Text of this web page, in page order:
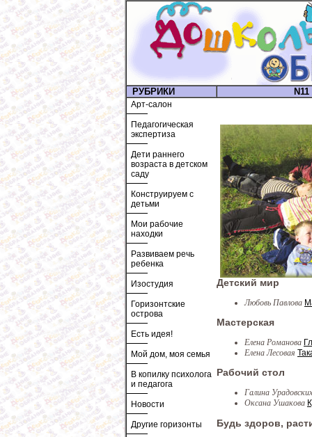
РУБРИКИ
Арт-салон
Педагогическая
экспертиза
Дети раннего
возраста в детском
саду
Конструируем с
детьми
Мои рабочие
находки
Развиваем речь
ребенка
Изостудия
Горизонтские
острова
Есть идея!
Мой дом, моя семья
В копилку психолога
и педагога
Новости
Другие горизонты
Детский мир
Любовь Павлова
Мастерская
Елена Романова
Елена Лесовая
Рабочий стол
Галина
Оксана Ушакова
Будь здоров,